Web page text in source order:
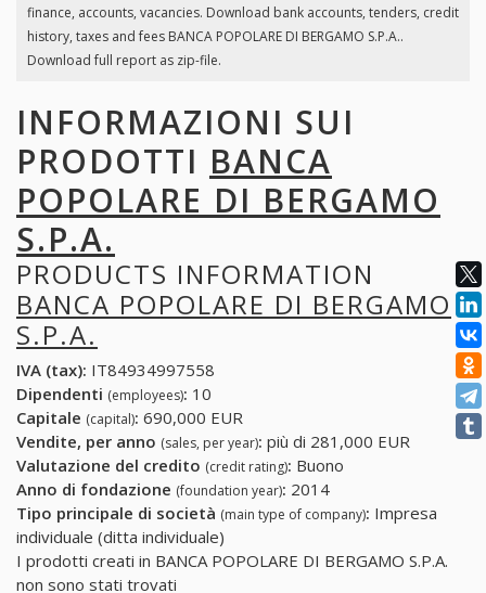
finance, accounts, vacancies. Download bank accounts, tenders, credit
history, taxes and fees BANCA POPOLARE DI BERGAMO S.P.A..
Download full report as zip-file.
INFORMAZIONI SUI
PRODOTTI BANCA
POPOLARE DI BERGAMO
S.P.A.
PRODUCTS INFORMATION
BANCA POPOLARE DI BERGAMO
S.P.A.
IVA (tax): IT84934997558
Dipendenti (employees): 10
Capitale (capital): 690,000 EUR
Vendite, per anno (sales, per year): più di 281,000 EUR
Valutazione del credito (credit rating): Buono
Anno di fondazione (foundation year): 2014
Tipo principale di società (main type of company): Impresa
individuale (ditta individuale)
I prodotti creati in BANCA POPOLARE DI BERGAMO S.P.A.
non sono stati trovati